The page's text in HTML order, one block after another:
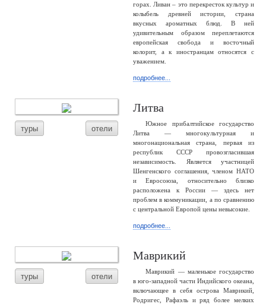
горах. Ливан – это перекресток культур и
колыбель древней истории, страна
вкусных ароматных блюд. В ней
удивительным образом переплетаются
европейская свобода и восточный
колорит, а к иностранцам относятся с
уважением.
подробнее...
туры отели
Литва
Южное прибалтийское государство
Литва — многокультурная и
многонациональная страна, первая из
республик СССР провозгласившая
независимость. Является участницей
Шенгенского соглашения, членом НАТО
и Евросоюза, относительно близко
расположена к России — здесь нет
проблем в коммуникации, а по сравнению
с центральной Европой цены невысокие.
подробнее...
туры отели
Маврикий
Маврикий — маленькое государство
в юго-западной части Индийского океана,
включающее в себя острова Маврикий,
Родригес, Рафаэль и ряд более мелких